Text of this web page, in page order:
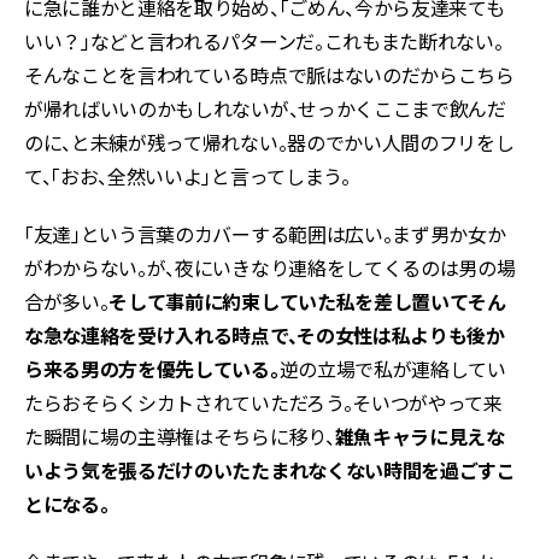
に急に誰かと連絡を取り始め、「ごめん、今から友達来ても
いい？」などと言われるパターンだ。これもまた断れない。
そんなことを言われている時点で脈はないのだからこちら
が帰ればいいのかもしれないが、せっかくここまで飲んだ
のに、と未練が残って帰れない。器のでかい人間のフリをし
て、「おお、全然いいよ」と言ってしまう。
「友達」という言葉のカバーする範囲は広い。まず男か女か
がわからない。が、夜にいきなり連絡をしてくるのは男の場
合が多い。そして事前に約束していた私を差し置いてそん
な急な連絡を受け入れる時点で、その女性は私よりも後か
ら来る男の方を優先している。逆の立場で私が連絡してい
たらおそらくシカトされていただろう。そいつがやって来
た瞬間に場の主導権はそちらに移り、雑魚キャラに見えな
いよう気を張るだけのいたたまれなくない時間を過ごすこ
とになる。